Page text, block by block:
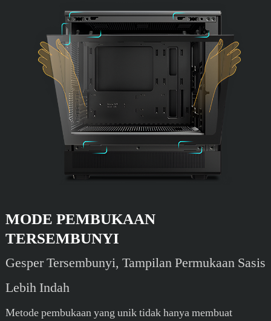
MODE PEMBUKAAN
TERSEMBUNYI
Gesper Tersembunyi, Tampilan Permukaan Sasis
Lebih Indah
Metode pembukaan yang unik tidak hanya membuat